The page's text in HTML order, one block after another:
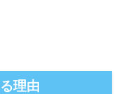
理由